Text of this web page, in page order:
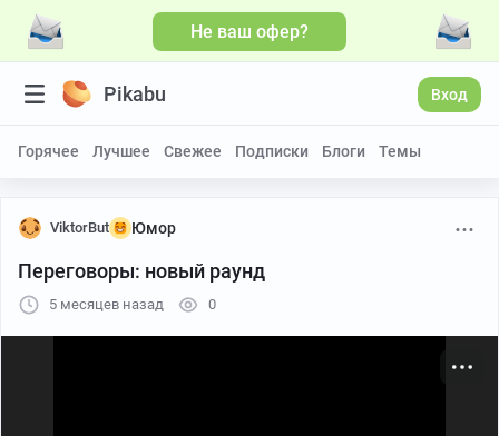
Не ваш офер?
Pikabu Вход
Горячее Лучшее Свежее Подписки Блоги Темы
ViktorBut Юмор
Переговоры: новый раунд
5 месяцев назад 0
Больше видео